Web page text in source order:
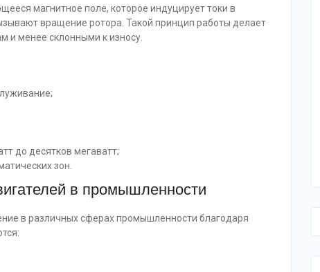
магнитное поле, которое индуцирует токи в
вращение ротора. Такой принцип работы делает
и менее склонными к износу.
до десятков мегаватт;
зон.
в промышленности
в различных сферах промышленности благодаря